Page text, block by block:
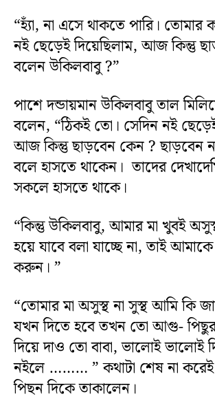
“হ্যাঁ, না এসে থাকতে পারি। তোমার
নই ছেড়েই দিয়েছিলাম, আজ কিন্তু
বলেন উকিলবাবু ?”
পাশে দন্ডায়মান উকিলবাবু তাল
বলেন, “ঠিকই তো। সেদিন নই
আজ কিন্তু ছাড়বেন কেন ? ছাড়বেন
বলে হাসতে থাকেন। তাদের
সকলে হাসতে থাকে।
“কিন্তু উকিলবাবু, আমার মা খুবই
হয়ে যাবে বলা যাচ্ছে না, তাই
করুন। ”
“তোমার মা অসুস্থ না সুস্থ আমি কি
যখন দিতে হবে তখন তো আগু-
দিয়ে দাও তো বাবা, ভালোই ভালোই
নইলে ……… ” কথাটা শেষ না
পিছন দিকে তাকালেন।